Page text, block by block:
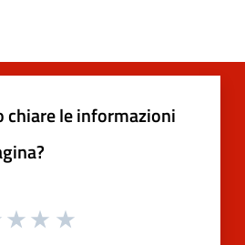
chiare le informazioni